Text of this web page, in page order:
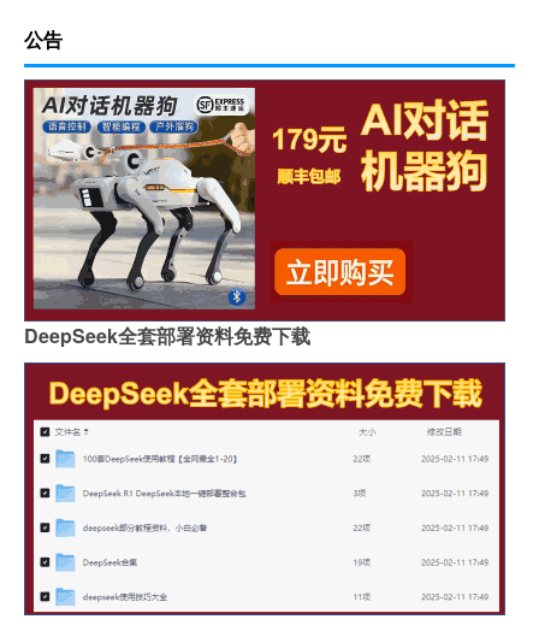
公告
DeepSeek全套部署资料免费下载